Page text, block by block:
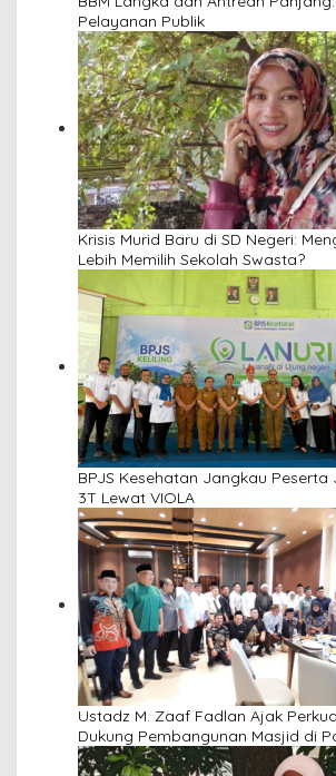
Pelayanan Publik
Krisis Murid Baru di SD Negeri:
Lebih Memilih Sekolah Swasta?
BPJS Kesehatan Jangkau Peserta
3T Lewat VIOLA
Ustadz M. Zaaf Fadlan Ajak
Dukung Pembangunan Masjid di
Pengajian Yayasan Alimbas Insan